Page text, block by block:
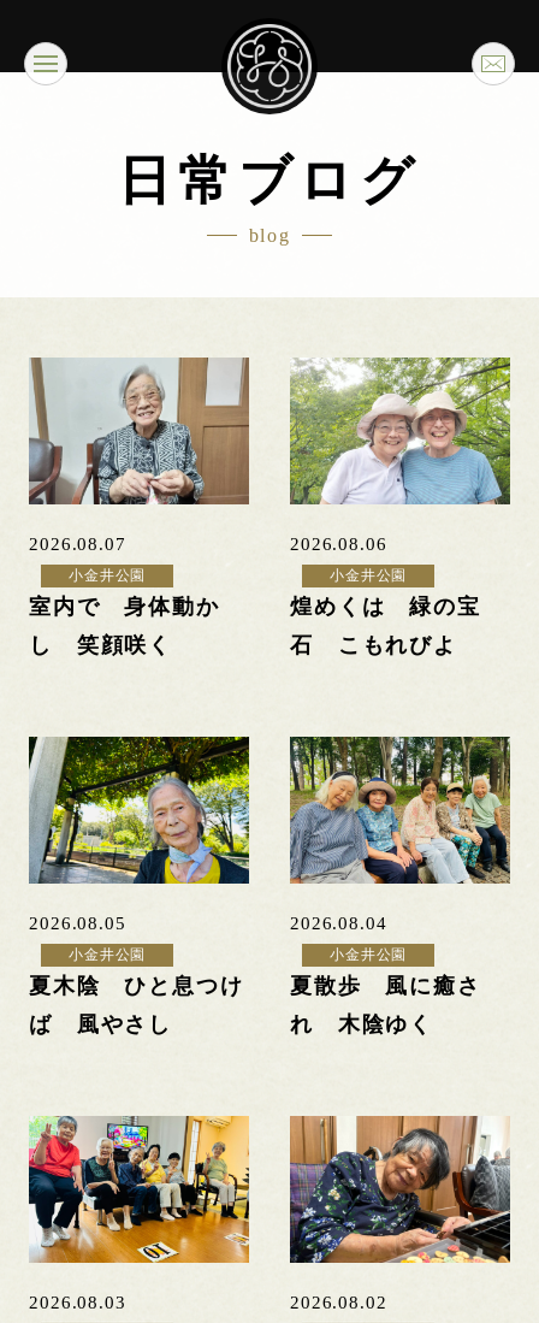
日常ブログ
blog
2026.08.07
小金井公園
室内で 身体動か
し 笑顔咲く
2026.08.06
小金井公園
煌めくは 緑の宝
石 こもれびよ
2026.08.05
小金井公園
夏木陰 ひと息つけ
ば 風やさし
2026.08.04
小金井公園
夏散歩 風に癒さ
れ 木陰ゆく
2026.08.03 2026.08.02